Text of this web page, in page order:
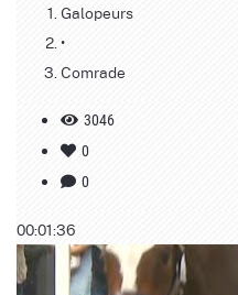
Galopeurs
•
Comrade
3046
0
0
00:01:36